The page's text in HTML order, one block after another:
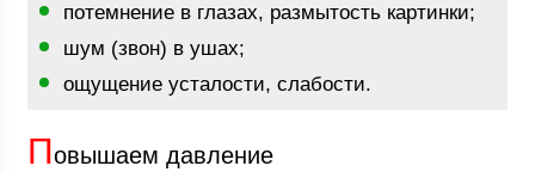
потемнение в глазах, размытость картинки;
шум (звон) в ушах;
ощущение усталости, слабости.
Повышаем давление